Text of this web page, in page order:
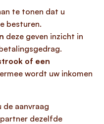
te tonen dat u
besturen.
deze geven inzicht in
of een
wordt uw inkomen
de aanvraag
partner dezelfde